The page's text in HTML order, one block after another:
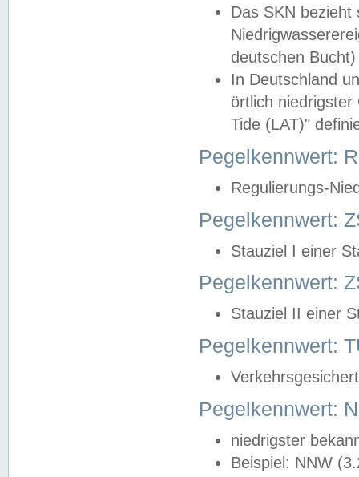
Das SKN
deutschen
In Deutschland
örtlich
Tide (LAT)"
Pegelkennwert:
Regulierungs-
Pegelkennwert:
Stauziel I einer
Pegelkennwert:
Stauziel II einer
Pegelkennwert:
Pegelkennwert:
niedrigster
Beispiel: NNW